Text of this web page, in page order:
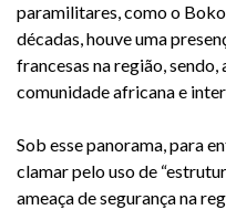
paramilitares, como o
décadas, houve uma
francesas na região,
comunidade africana e
Sob esse panorama, para
clamar pelo uso de
ameaça de segurança na